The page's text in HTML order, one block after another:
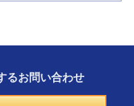
るお問い合わせ